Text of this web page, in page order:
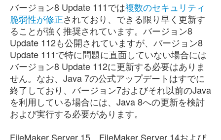
バージョン8 Update 111では複数のセキュリティ
脆弱性が修正されており、できる限り早く更新す
ることが強く推奨されています。バージョン8
Update 112も公開されていますが、バージョン8
Update 111で特に問題に直面していない場合には
バージョン8 Update 112に更新する必要はありま
せん。なお、Java 7の公式アップデートはすでに
終了しており、バージョン7およびそれ以前のJava
を利用している場合には、Java 8への更新を検討
および実行する必要があります。
FileMaker Server 15、FileMaker Server 14および